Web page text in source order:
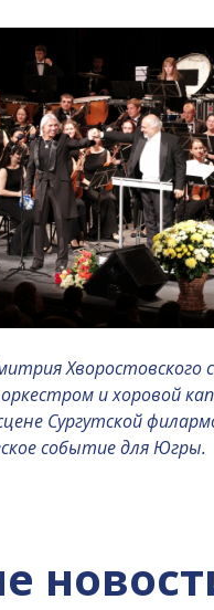
Хворостовского с
и хоровой
Сургутской
событие для Югры.